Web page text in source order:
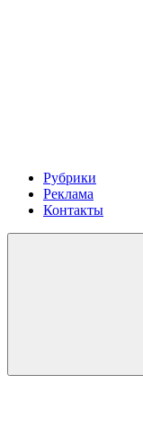
Рубрики
Реклама
Контакты